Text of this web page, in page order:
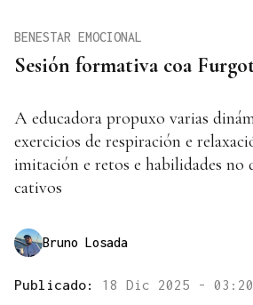
Sesión formativa coa
BENESTAR EMOCIONAL
A educadora propuxo varias
exercicios de respiración e
imitación e retos e habilidades no
cativos
Bruno Losada
Publicado: 18 Dic 2025 - 03:20